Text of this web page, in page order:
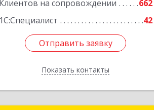
Клиентов на сопровождении
662
1С:Специалист
42
Отправить заявку
Показать контакты
Отправить заявку
Назад